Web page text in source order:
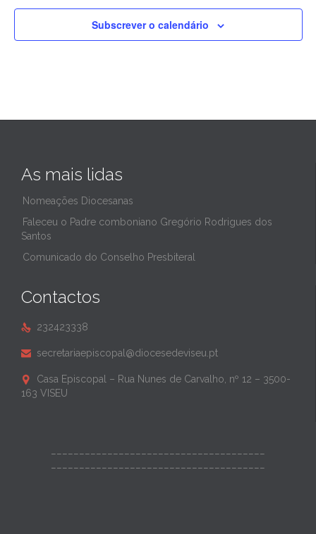
Subscrever o calendário
As mais lidas
Nomeações Diocesanas
Faleceu o Padre comboniano Gregório Rodrigues dos
Santos
Comunicado do Conselho Presbiteral
Contactos
 232423338
 secretariaepiscopal@diocesedeviseu.pt

Casa Episcopal – Rua Nunes de Carvalho, nº 12 – 3500-
163 VISEU